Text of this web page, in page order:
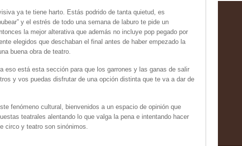
ya te tiene harto. Estás podrido de tanta quietud, es
y el estrés de todo una semana de laburo te pide un
la mejor alterativa que además no incluye pop pegado por
elegidos que deschaban el final antes de haber empezado la
buena obra de teatro.
eso está esta sección para que los garrones y las ganas de salir
y vos puedas disfrutar de una opción distinta que te va a dar de
fenómeno cultural, bienvenidos a un espacio de opinión que
teatrales alentando lo que valga la pena e intentando hacer
circo y teatro son sinónimos.